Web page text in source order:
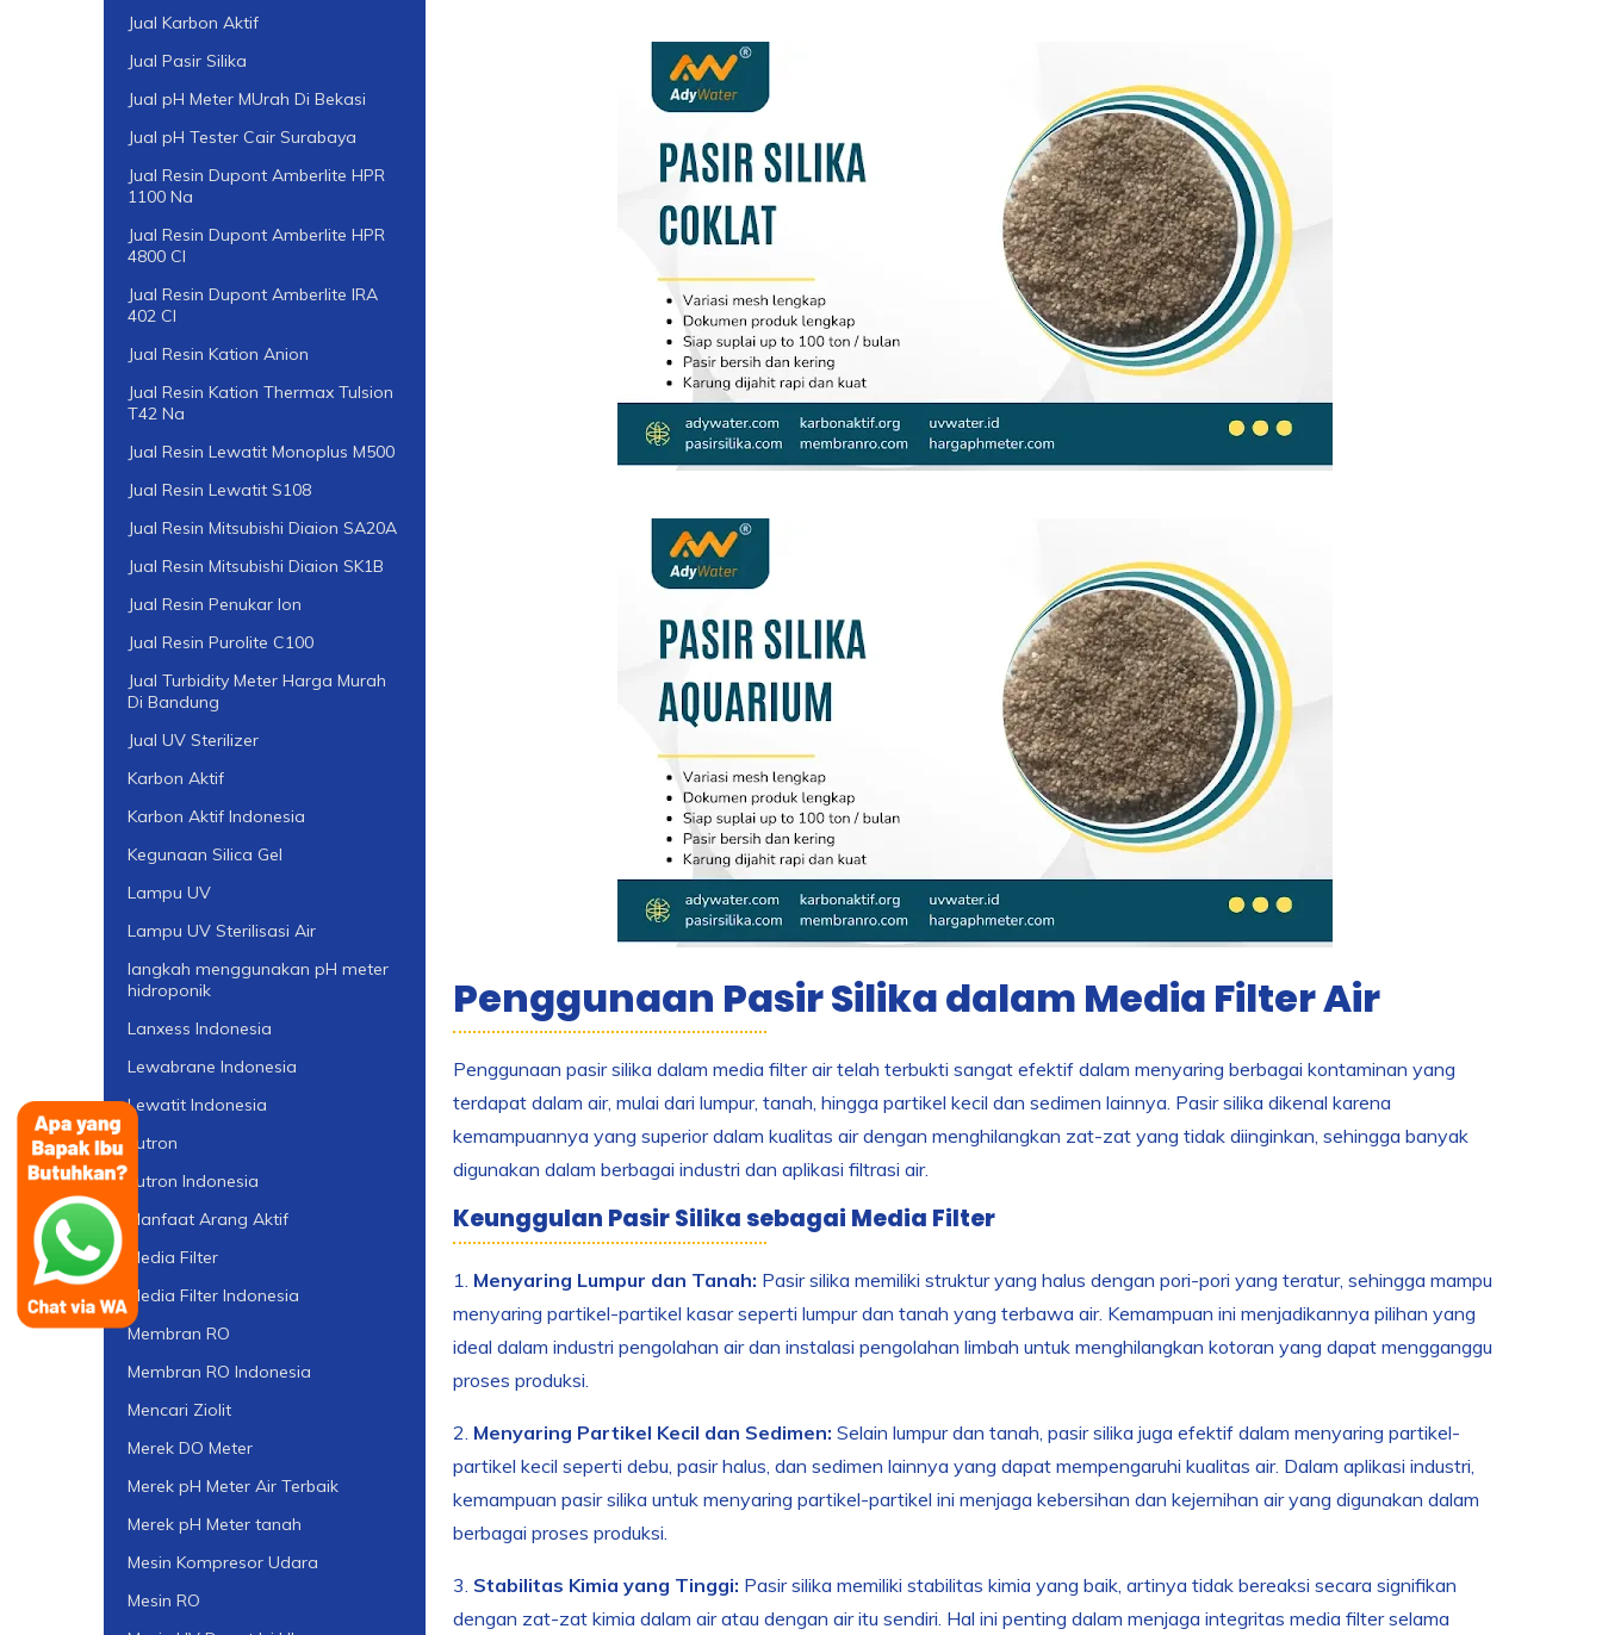
Penggunaan Pasir Silika dalam Media Filter Air
Penggunaan pasir silika dalam media filter air telah terbukti sangat efektif dalam menyaring berbagai kontaminan yang
terdapat dalam air, mulai dari lumpur, tanah, hingga partikel kecil dan sedimen lainnya. Pasir silika dikenal karena
kemampuannya yang superior dalam kualitas air dengan menghilangkan zat-zat yang tidak diinginkan, sehingga banyak
digunakan dalam berbagai industri dan aplikasi filtrasi air.
Keunggulan Pasir Silika sebagai Media Filter
1. Menyaring Lumpur dan Tanah: Pasir silika memiliki struktur yang halus dengan pori-pori yang teratur, sehingga mampu
menyaring partikel-partikel kasar seperti lumpur dan tanah yang terbawa air. Kemampuan ini menjadikannya pilihan yang
ideal dalam industri pengolahan air dan instalasi pengolahan limbah untuk menghilangkan kotoran yang dapat mengganggu
proses produksi.
2. Menyaring Partikel Kecil dan Sedimen: Selain lumpur dan tanah, pasir silika juga efektif dalam menyaring partikel-
partikel kecil seperti debu, pasir halus, dan sedimen lainnya yang dapat mempengaruhi kualitas air. Dalam aplikasi industri,
kemampuan pasir silika untuk menyaring partikel-partikel ini menjaga kebersihan dan kejernihan air yang digunakan dalam
berbagai proses produksi.
3. Stabilitas Kimia yang Tinggi: Pasir silika memiliki stabilitas kimia yang baik, artinya tidak bereaksi secara signifikan
dengan zat-zat kimia dalam air atau dengan air itu sendiri. Hal ini penting dalam menjaga integritas media filter selama
Jual Karbon Aktif
Jual Pasir Silika
Jual pH Meter MUrah Di Bekasi
Jual pH Tester Cair Surabaya
Jual Resin Dupont Amberlite HPR
1100 Na
Jual Resin Dupont Amberlite HPR
4800 Cl
Jual Resin Dupont Amberlite IRA
402 Cl
Jual Resin Kation Anion
Jual Resin Kation Thermax Tulsion
T42 Na
Jual Resin Lewatit Monoplus M500
Jual Resin Lewatit S108
Jual Resin Mitsubishi Diaion SA20A
Jual Resin Mitsubishi Diaion SK1B
Jual Resin Penukar Ion
Jual Resin Purolite C100
Jual Turbidity Meter Harga Murah
Di Bandung
Jual UV Sterilizer
Karbon Aktif
Karbon Aktif Indonesia
Kegunaan Silica Gel
Lampu UV
Lampu UV Sterilisasi Air
langkah menggunakan pH meter
hidroponik
Lanxess Indonesia
Lewabrane Indonesia
Lewatit Indonesia
Lutron
Lutron Indonesia
Manfaat Arang Aktif
Media Filter
Media Filter Indonesia
Membran RO
Membran RO Indonesia
Mencari Ziolit
Merek DO Meter
Merek pH Meter Air Terbaik
Merek pH Meter tanah
Mesin Kompresor Udara
Mesin RO